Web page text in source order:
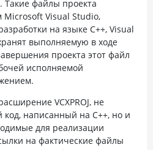
Такие файлы проекта
Microsoft Visual Studio,
на языке C++, Visual
выполняемую в ходе
проекта этот файл
исполняемой
VCXPROJ, не
код, написанный на C++, но и
для реализации
на фактические файлы